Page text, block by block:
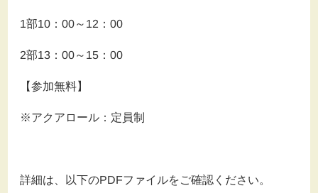
1部10： 00～ 12 ： 00
2部13： 00～ 15： 00
【参加無料】
※アクアロール：定員制
詳細は、以下のPDFファイルをご確認ください。